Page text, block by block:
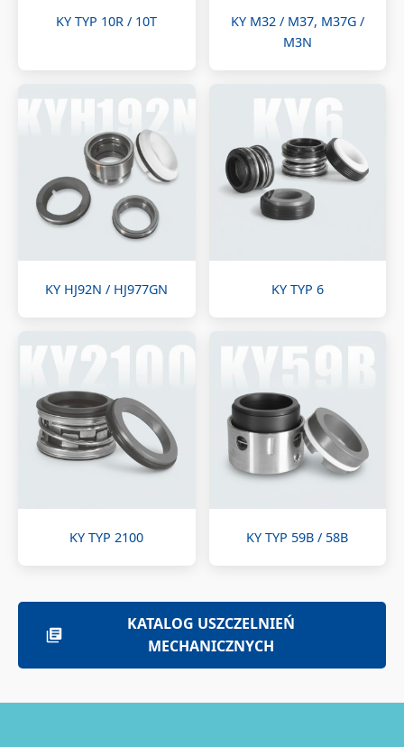
KY TYP 10R / 10T
KY M32 / M37, M37G /
M3N
KY HJ92N / HJ977GN KY TYP 6
KY TYP 2100 KY TYP 59B / 58B
KATALOG USZCZELNIEŃ
MECHANICZNYCH